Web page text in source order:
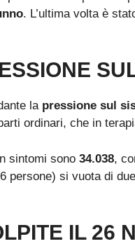
. L’ultima volta è
la pressione sul
ordinari, che in
sintomi sono 34.038,
persone) si vuota di
IL 26